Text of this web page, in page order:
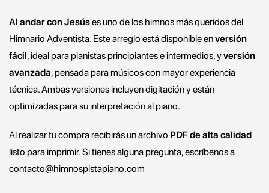
Al andar con Jesúses uno de los himnos más queridos del
Himnario Adventista. Este arreglo está disponible enversión
fácil, ideal para pianistas principiantes e intermedios, yversión
avanzada, pensada para músicos con mayor experiencia
técnica. Ambas versiones incluyen digitación y están
optimizadas para su interpretación al piano.
Al realizar tu compra recibirás un archivo PDF de alta calidad
listo para imprimir. Si tienes alguna pregunta, escríbenos a
contacto@himnospistapiano.com